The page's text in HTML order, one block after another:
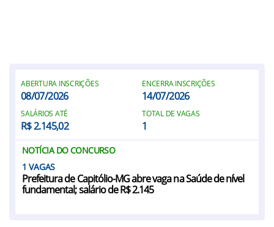
ABERTURA INSCRIÇÕES
08/07/2026
ENCERRA INSCRIÇÕES
14/07/2026
SALÁRIOS ATÉ
R$ 2.145,02
TOTAL DE VAGAS
1
NOTÍCIA DO CONCURSO
1
Prefeitura de Capitólio-MG abre vaga na Saúde de nível
fundamental; salário de R$ 2.145